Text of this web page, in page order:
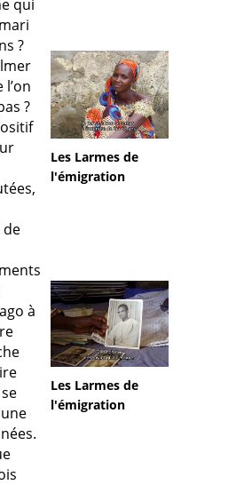
qui
?
?
de
à
Les Larmes de
l'émigration
Les Larmes de
l'émigration